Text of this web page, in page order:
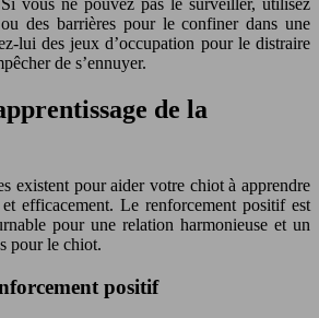
vous ne pouvez pas le surveiller, utilisez
des barrières pour le confiner dans une
lui des jeux d’occupation pour le distraire
de s’ennuyer.
de la
existent pour aider votre chiot à apprendre
efficacement. Le renforcement positif est
pour une relation harmonieuse et un
pour le chiot.
positif